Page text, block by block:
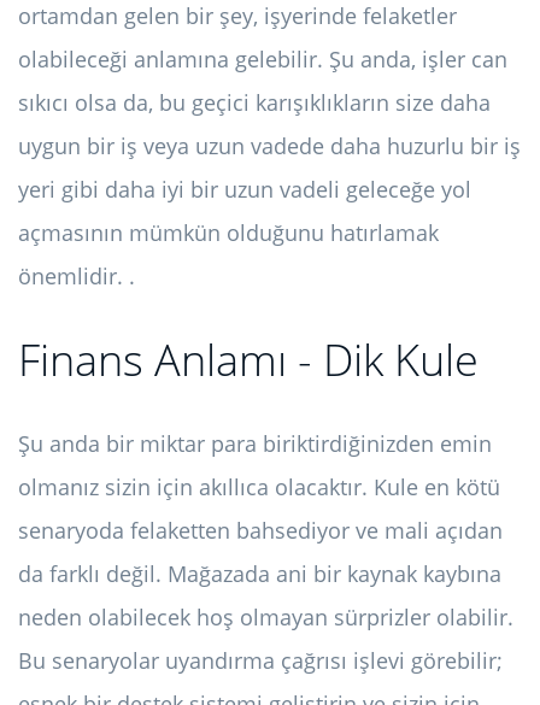
ortamdan gelen bir şey, işyerinde felaketler
olabileceği anlamına gelebilir. Şu anda, işler can
sıkıcı olsa da, bu geçici karışıklıkların size daha
uygun bir iş veya uzun vadede daha huzurlu bir iş
yeri gibi daha iyi bir uzun vadeli geleceğe yol
açmasının mümkün olduğunu hatırlamak
önemlidir. .
Finans Anlamı - Dik Kule
Şu anda bir miktar para biriktirdiğinizden emin
olmanız sizin için akıllıca olacaktır. Kule en kötü
senaryoda felaketten bahsediyor ve mali açıdan
da farklı değil. Mağazada ani bir kaynak kaybına
neden olabilecek hoş olmayan sürprizler olabilir.
Bu senaryolar uyandırma çağrısı işlevi görebilir;